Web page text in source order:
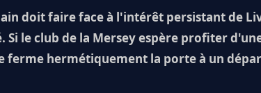
doit faire face à l'intérêt persistant de
Si le club de la Mersey espère profiter
ferme hermétiquement la porte à un